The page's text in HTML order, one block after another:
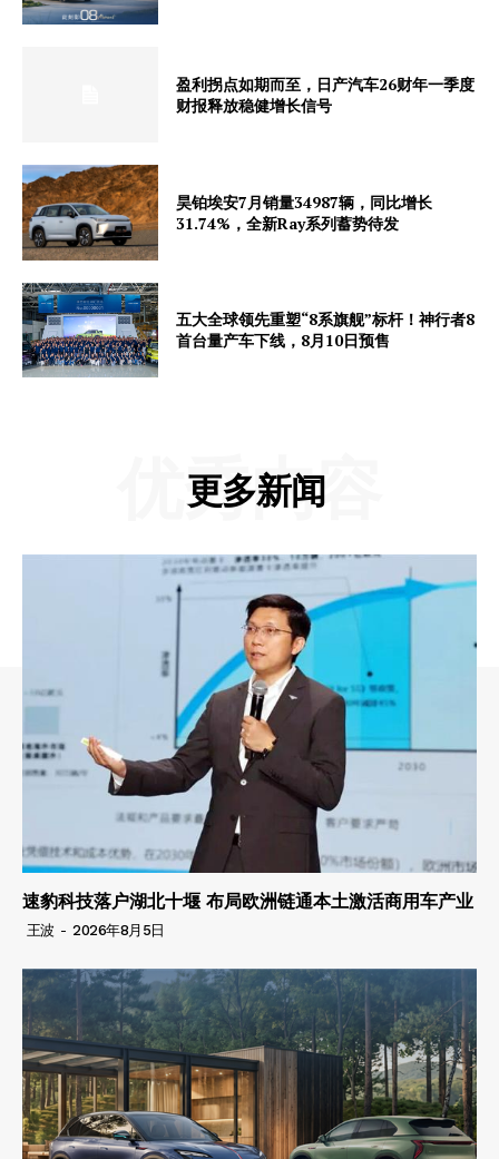
盈利拐点如期而至，日产汽车26财年一季度
财报释放稳健增长信号
昊铂埃安7月销量34987辆，同比增长
31.74%，全新Ray系列蓄势待发
五大全球领先重塑“8系旗舰”标杆！神行者8
首台量产车下线，8月10日预售
更多新闻
优秀内容
速豹科技落户湖北十堰 布局欧洲链通本土激活商用车产业
王波 - 2026年8月5日